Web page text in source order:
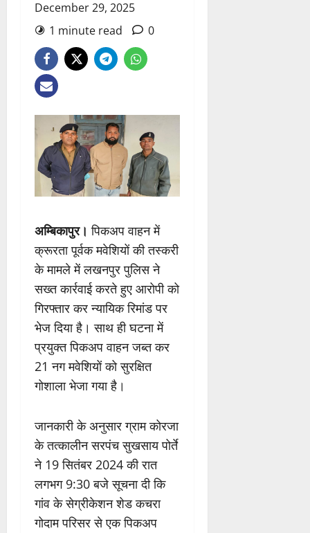
December 29, 2025
1 minute read
0
अम्बिकापुर। पिकअप वाहन में
क्रूरता पूर्वक मवेशियों की तस्करी
के मामले में लखनपुर पुलिस ने
सख्त कार्रवाई करते हुए आरोपी को
गिरफ्तार कर न्यायिक रिमांड पर
भेज दिया है। साथ ही घटना में
प्रयुक्त पिकअप वाहन जब्त कर
21 नग मवेशियों को सुरक्षित
गोशाला भेजा गया है।
जानकारी के अनुसार ग्राम कोरजा
के तत्कालीन सरपंच सुखसाय पोर्ते
ने 19 सितंबर 2024 की रात
लगभग 9:30 बजे सूचना दी कि
गांव के सेग्रीकेशन शेड कचरा
गोदाम परिसर से एक पिकअप